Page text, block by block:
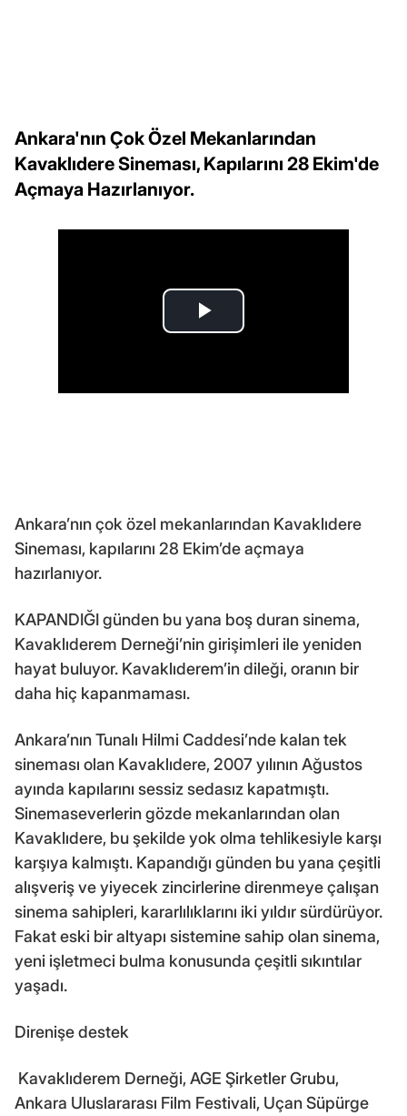
Ankara'nın Çok Özel Mekanlarından
Kavaklıdere Sineması, Kapılarını 28 Ekim'de
Açmaya Hazırlanıyor.
Ankara’nın çok özel mekanlarından Kavaklıdere
Sineması, kapılarını 28 Ekim’de açmaya
hazırlanıyor.
KAPANDIĞI günden bu yana boş duran sinema,
Kavaklıderem Derneği’nin girişimleri ile yeniden
hayat buluyor. Kavaklıderem’in dileği, oranın bir
daha hiç kapanmaması.
Ankara’nın Tunalı Hilmi Caddesi’nde kalan tek
sineması olan Kavaklıdere, 2007 yılının Ağustos
ayında kapılarını sessiz sedasız kapatmıştı.
Sinemaseverlerin gözde mekanlarından olan
Kavaklıdere, bu şekilde yok olma tehlikesiyle karşı
karşıya kalmıştı. Kapandığı günden bu yana çeşitli
alışveriş ve yiyecek zincirlerine direnmeye çalışan
sinema sahipleri, kararlılıklarını iki yıldır sürdürüyor.
Fakat eski bir altyapı sistemine sahip olan sinema,
yeni işletmeci bulma konusunda çeşitli sıkıntılar
yaşadı.
Direnişe destek
Kavaklıderem Derneği, AGE Şirketler Grubu,
Ankara Uluslararası Film Festivali, Uçan Süpürge